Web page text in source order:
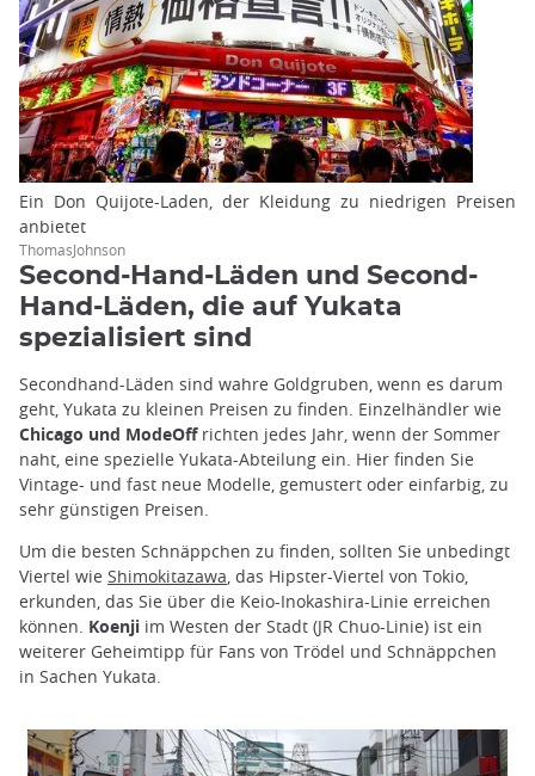
Ein Don Quijote-Laden, der Kleidung zu niedrigen Preisen
anbietet
ThomasJohnson
Second-Hand-Läden und Second-
Hand-Läden, die auf Yukata
spezialisiert sind
Secondhand-Läden sind wahre Goldgruben, wenn es darum
geht, Yukata zu kleinen Preisen zu finden. Einzelhändler wie
Chicago und ModeOffrichten jedes Jahr, wenn der Sommer
naht, eine spezielle Yukata-Abteilung ein. Hier finden Sie
Vintage- und fast neue Modelle, gemustert oder einfarbig, zu
sehr günstigen Preisen.
Um die besten Schnäppchen zu finden, sollten Sie unbedingt
Viertel wie Shimokitazawa, das Hipster-Viertel von Tokio,
erkunden, das Sie über die Keio-Inokashira-Linie erreichen
können. Koenji im Westen der Stadt (JR Chuo-Linie) ist ein
weiterer Geheimtipp für Fans von Trödel und Schnäppchen
in Sachen Yukata.